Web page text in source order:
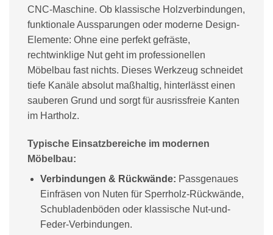
CNC-Maschine. Ob klassische Holzverbindungen,
funktionale Aussparungen oder moderne Design-
Elemente: Ohne eine perfekt gefräste,
rechtwinklige Nut geht im professionellen
Möbelbau fast nichts. Dieses Werkzeug schneidet
tiefe Kanäle absolut maßhaltig, hinterlässt einen
sauberen Grund und sorgt für ausrissfreie Kanten
im Hartholz.
Typische Einsatzbereiche im modernen
Möbelbau:
Verbindungen & Rückwände: Passgenaues
Einfräsen von Nuten für Sperrholz-Rückwände,
Schubladenböden oder klassische Nut-und-
Feder-Verbindungen.